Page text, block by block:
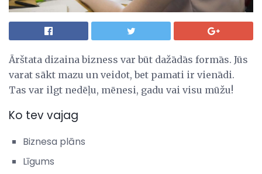
Ārštata dizaina bizness var būt dažādās formās. Jūs
varat sākt mazu un veidot, bet pamati ir vienādi.
Tas var ilgt nedēļu, mēnesi, gadu vai visu mūžu!
Ko tev vajag
Biznesa plāns
Līgums